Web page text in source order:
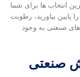
انتخاب ها برای شما
پایین بیاورید، رطوبت
صنعتی به وجود
صنعتی